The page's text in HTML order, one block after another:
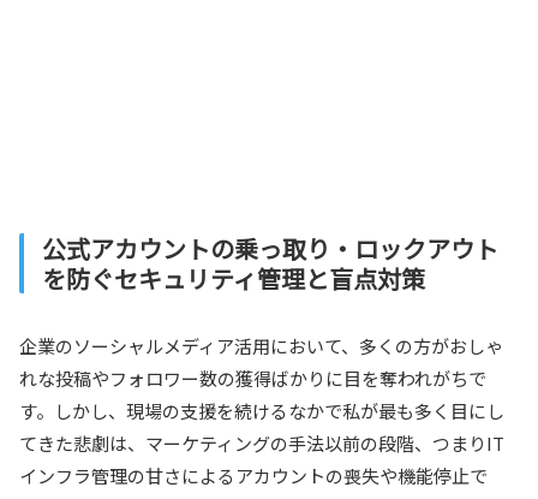
公式アカウントの乗っ取り・ロックアウト
を防ぐセキュリティ管理と盲点対策
企業のソーシャルメディア活用において、多くの方がおしゃ
れな投稿やフォロワー数の獲得ばかりに目を奪われがちで
す。しかし、現場の支援を続けるなかで私が最も多く目にし
てきた悲劇は、マーケティングの手法以前の段階、つまりIT
インフラ管理の甘さによるアカウントの喪失や機能停止で